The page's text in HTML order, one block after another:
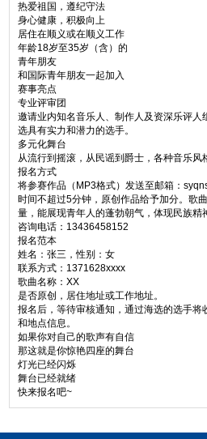
热爱祖国，遵纪守法
身心健康，积极向上
居住在顺义或在顺义工作
年龄18岁至35岁（含）的
青年朋友
和国际青年朋友一起加入
赛事亮点
专业评审团
邀请业内知名音乐人、制作人及资深乐评
选具有实力和潜力的选手。
多元化舞台
从流行到摇滚，从民谣到爵士，各种音乐风
报名方式
将参赛作品（MP3格式）发送至邮箱：
时间不超过5分钟，原创作品给予加分。歌
量，能展现青年人的蓬勃朝气，体现民族精
咨询电话：13436458152
报名范本
姓名：张三，性别：女
联系方式：1371628xxxx
歌曲名称：XX
是否原创，居住地址或工作地址。
报名后，等待审核通知，通过海选的选手将
和地点信息。
如果你对自己的歌声有自信
那这就是你惊艳四座的舞台
灯光已经闪烁
舞台已经就绪
快来报名吧~